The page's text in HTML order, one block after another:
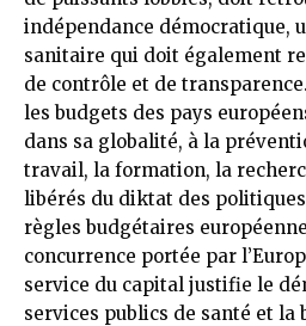
indépendance démocratique,
sanitaire qui doit également
de contrôle et de
les budgets des pays
dans sa globalité, à la
travail, la formation, la
libérés du diktat des politiques
règles budgétaires
concurrence portée par
service du capital justifie le
services publics de santé et la